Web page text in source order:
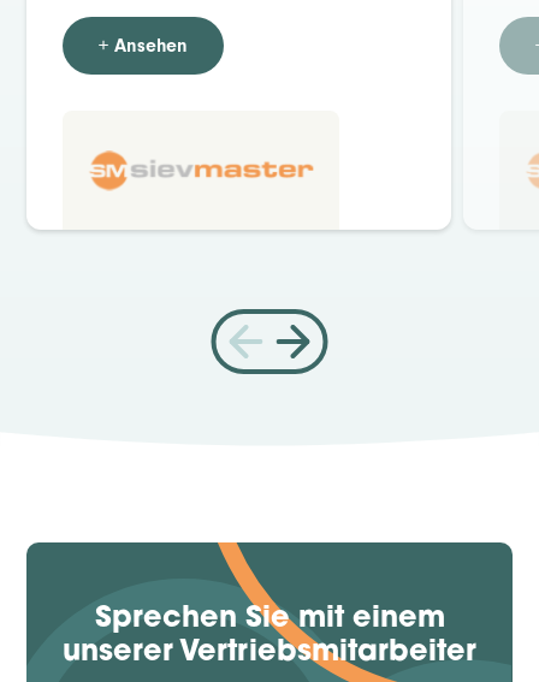
+ Ansehen
Sprechen Sie mit einem
unserer Vertriebsmitarbeiter